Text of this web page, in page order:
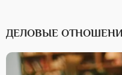
ДЕЛОВЫЕ